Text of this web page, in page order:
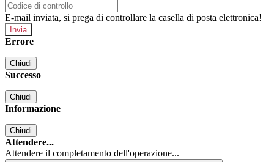
E-mail inviata, si prega di controllare la casella di posta elettronica!
Errore
Chiudi
Successo
Chiudi
Informazione
Chiudi
Attendere...
Attendere il completamento dell'operazione...